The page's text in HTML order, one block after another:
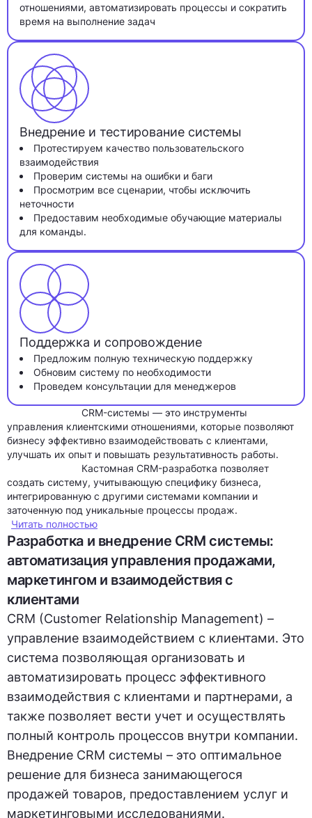
отношениями, автоматизировать процессы и сократить
время на выполнение задач
Внедрение и тестирование системы
Протестируем качество пользовательского
взаимодействия
Проверим системы на ошибки и баги
Просмотрим все сценарии, чтобы исключить
неточности
Предоставим необходимые обучающие материалы
для команды.
Поддержка и сопровождение
Предложим полную техническую поддержку
Обновим систему по необходимости
Проведем консультации для менеджеров
CRM-системы — это инструменты
управления клиентскими отношениями, которые позволяют
бизнесу эффективно взаимодействовать с клиентами,
улучшать их опыт и повышать результативность работы.
Кастомная CRM-разработка позволяет
создать систему, учитывающую специфику бизнеса,
интегрированную с другими системами компании и
заточенную под уникальные процессы продаж.
Читать полностью
Разработка и внедрение CRM системы:
автоматизация управления продажами,
маркетингом и взаимодействия с
клиентами
CRM (Customer Relationship Management) –
управление взаимодействием с клиентами. Это
система позволяющая организовать и
автоматизировать процесс эффективного
взаимодействия с клиентами и партнерами, а
также позволяет вести учет и осуществлять
полный контроль процессов внутри компании.
Внедрение CRM системы – это оптимальное
решение для бизнеса занимающегося
продажей товаров, предоставлением услуг и
маркетинговыми исследованиями.